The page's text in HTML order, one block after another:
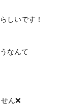
しいです！
なんて
ん❌